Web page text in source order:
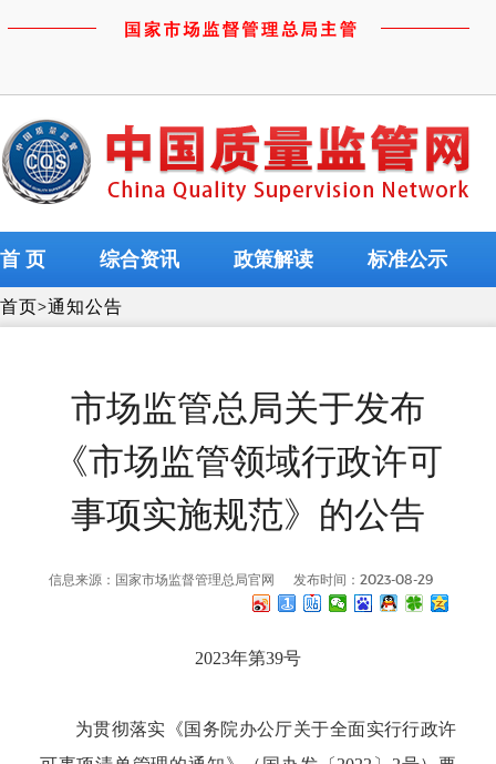
首 页 综合资讯 政策解读 标准公示
首页>通知公告
市场监管总局关于发布
《市场监管领域行政许可
事项实施规范》的公告
信息来源：国家市场监督管理总局官网 发布时间：2023-08-29
2023年第39号
为贯彻落实《国务院办公厅关于全面实行行政许